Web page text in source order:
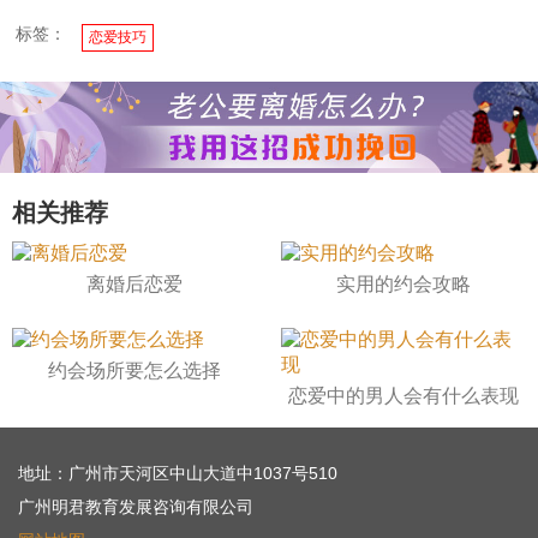
标签： 恋爱技巧
相关推荐
离婚后恋爱 实用的约会攻略
约会场所要怎么选择
恋爱中的男人会有什么表现
地址：广州市天河区中山大道中1037号510
广州明君教育发展咨询有限公司